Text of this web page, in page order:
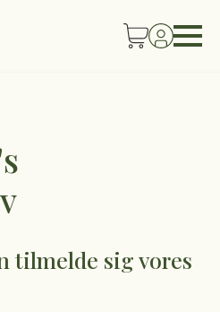
tilmelde sig vores